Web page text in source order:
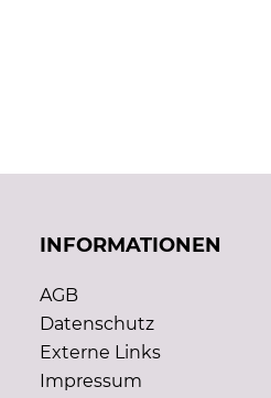
INFORMATIONEN
AGB
Datenschutz
Externe Links
Impressum